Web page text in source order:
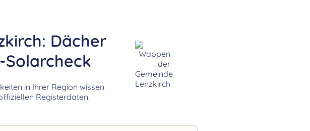
Dächer
Solarcheck
in Ihrer Region wissen
Registerdaten.